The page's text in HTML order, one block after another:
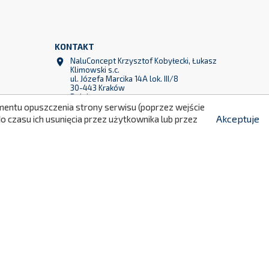
KONTAKT

NaluConcept Krzysztof Kobyłecki, Łukasz
Klimowski s.c.
ul. Józefa Marcika 14A lok. III/8
30-443 Kraków
Polska
 +48 790 760 764
+48 790 760 513
opuszczenia strony serwisu (poprzez wejście
czasu ich usunięcia przez użytkownika lub przez
Akceptuje